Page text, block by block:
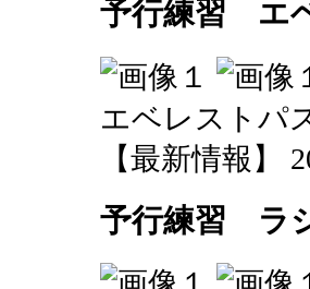
予行練習 エ
エベレストパ
【最新情報】
予行練習 ラ